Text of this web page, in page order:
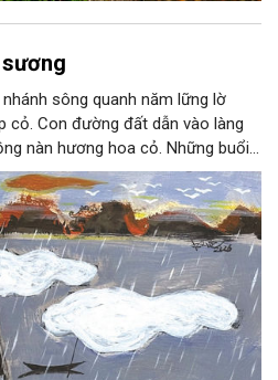
sông quanh năm lững lờ
cỏ. Con đường đất dẫn vào làng
nàn hương hoa cỏ. Những buổi
phía cuối sông, đám hoa tím
lên một lớp khói.